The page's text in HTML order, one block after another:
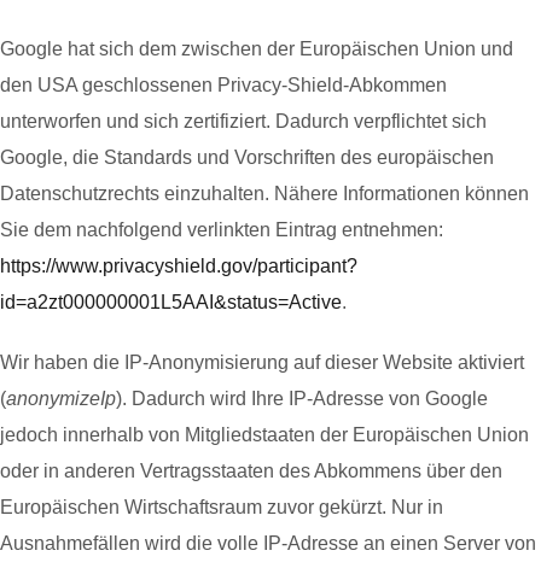
Google hat sich dem zwischen der Europäischen Union und
den USA geschlossenen Privacy-Shield-Abkommen
unterworfen und sich zertifiziert. Dadurch verpflichtet sich
Google, die Standards und Vorschriften des europäischen
Datenschutzrechts einzuhalten. Nähere Informationen können
Sie dem nachfolgend verlinkten Eintrag entnehmen:
https://www.privacyshield.gov/participant?
id=a2zt000000001L5AAI&status=Active.
Wir haben die IP-Anonymisierung auf dieser Website aktiviert
(anonymizeIp). Dadurch wird Ihre IP-Adresse von Google
jedoch innerhalb von Mitgliedstaaten der Europäischen Union
oder in anderen Vertragsstaaten des Abkommens über den
Europäischen Wirtschaftsraum zuvor gekürzt. Nur in
Ausnahmefällen wird die volle IP-Adresse an einen Server von